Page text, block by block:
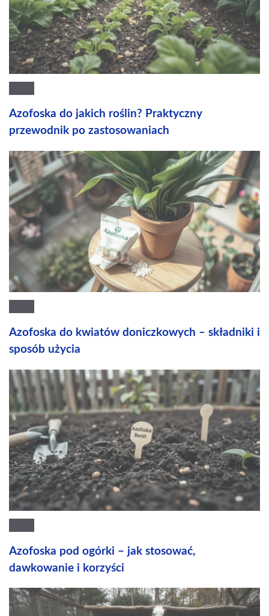
Azofoska do jakich roślin? Praktyczny
przewodnik po zastosowaniach
Azofoska do kwiatów doniczkowych – składniki i
sposób użycia
Azofoska pod ogórki – jak stosować,
dawkowanie i korzyści